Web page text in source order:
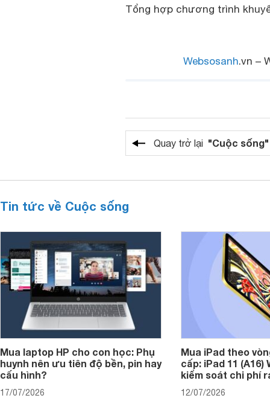
Tổng hợp chương trình
Websosanh.vn –
Quay trở lại "Cuộc sống"
Tin tức về Cuộc sống
Mua laptop HP cho con học: Phụ
huynh nên ưu tiên độ bền, pin hay
cấu hình?
17/07/2026
Mua iPad theo
cấp: iPad 11 (A16)
kiểm soát chi phí
12/07/2026